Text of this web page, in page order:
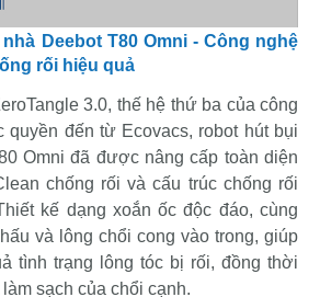
Deebot T80 Omni - Công nghệ
rối hiệu quả
3.0, thế hệ thứ ba của công
quyền đến từ Ecovacs, robot hút bụi
Omni đã được nâng cấp toàn diện
chống rối và cấu trúc chống rối
kế dạng xoắn ốc độc đáo, cùng
và lông chổi cong vào trong, giúp
tình trạng lông tóc bị rối, đồng thời
sạch của chổi cạnh.